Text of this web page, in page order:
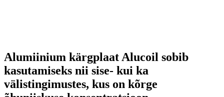
Alumiinium kärgplaat Alucoil sobib
kasutamiseks nii sise- kui ka
välistingimustes, kus on kõrge